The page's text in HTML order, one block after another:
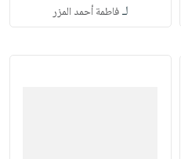
لـفاطمة أحمد المزر